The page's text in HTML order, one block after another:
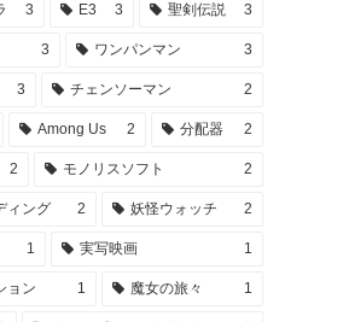
3 E3 3 聖剣伝説 3
3 ワンパンマン 3
3 チェンソーマン 2
Among Us 2 分配器 2
2 モノリスソフト 2
ィング 2 妖怪ウォッチ 2
1 実写映画 1
ョン 1 魔女の旅々 1